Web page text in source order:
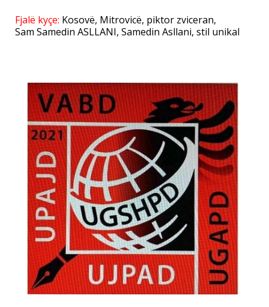
Fjalë kyçe: Kosovë, Mitrovicë, piktor zviceran,
Sam Samedin ASLLANI, Samedin Asllani, stil unikal